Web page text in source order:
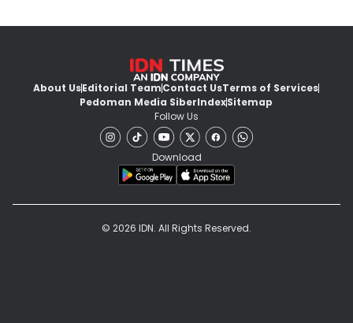
About UsEditorial TeamContact UsTerms of Services
Pedoman Media SiberIndexSitemap
Follow Us
Download
© 2026 IDN. All Rights Reserved.